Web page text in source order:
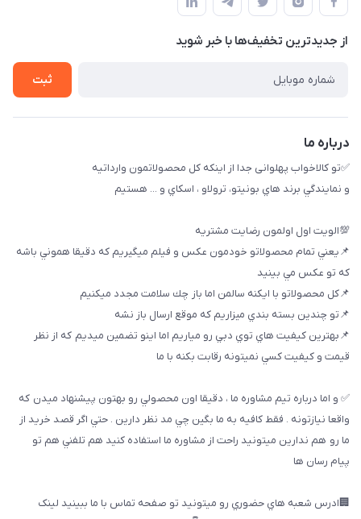
بوشهر ، بندر ديلم، خيابان ساحلي ، بازار كويتي، روبرو شيلات
پنجمين فروشگاه كالاخواب پهلواني
راهنماي خريد
لیست محصولات
تماس با ما
از جدید‌ترین تخفیف‌ها با‌ خبر شوید
ثبت
درباره ما
✅تو كالاخواب پهلوانى جدا از اينكه كل محصولاتمون وارداتيه
و نمايندگي برند هاي بونيتو، ترولاو ، اسكاي و ... هستيم
💯الويت اول اولمون رضايت مشتريه
📌يعني تمام محصولاتو خودمون عكس و فيلم ميگيريم كه دقيقا هموني باشه
كه تو عكس مي بينيد
📌كل محصولاتو با ايكنه سالمن اما باز چك سلامت مجدد ميكنيم
📌تو چندين بسته بندي ميزاريم كه موقع ارسال باز نشه
📌بهترين كيفيت هاي توي دبي رو مياريم اما اينو تضمين ميديم كه از نظر
قيمت و كيفيت كسي نميتونه رقابت بكنه با ما
✅ و اما درباره تيم مشاوره ما ، دقيقا اون محصولي رو بهتون پيشنهاد ميدن كه
واقعا نيازتونه . فقط كافيه به ما بگين چي مد نظر دارين . حتي اگر قصد خريد از
ما رو هم ندارين ميتونيد راحت از مشاوره ما استفاده كنيد هم تلفني هم تو
پيام رسان ها
🏢ادرس شعبه هاي حضوري رو ميتونيد تو صفحه تماس با ما ببینيد لینک